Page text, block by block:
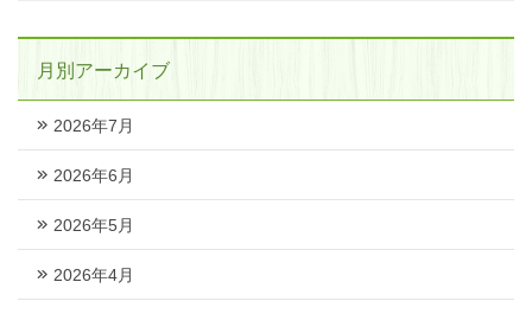
月別アーカイブ
2026年7月
2026年6月
2026年5月
2026年4月